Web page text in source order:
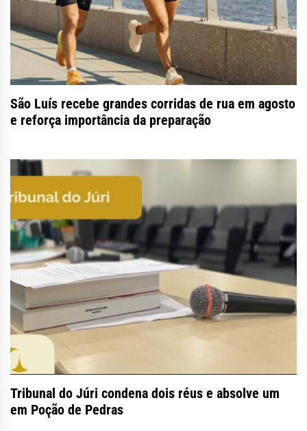
São Luís recebe grandes corridas de rua em agosto
e reforça importância da preparação
Tribunal do Júri condena dois réus e absolve um
em Poção de Pedras